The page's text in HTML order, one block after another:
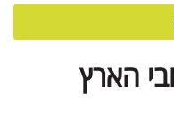
הארץ